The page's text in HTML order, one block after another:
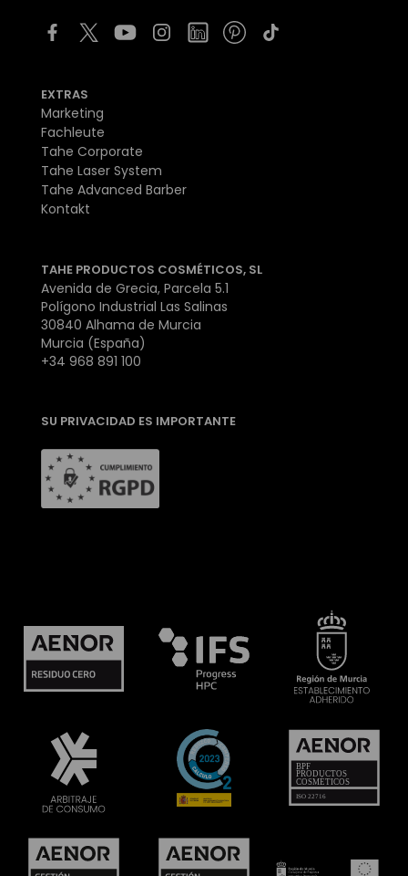
EXTRAS
Marketing
Fachleute
Tahe Corporate
Tahe Laser System
Tahe Advanced Barber
Kontakt
TAHE PRODUCTOS COSMÉTICOS, SL
Avenida de Grecia, Parcela 5.1
Polígono Industrial Las Salinas
30840 Alhama de Murcia
Murcia (España)
+34 968 891 100
SU PRIVACIDAD ES IMPORTANTE